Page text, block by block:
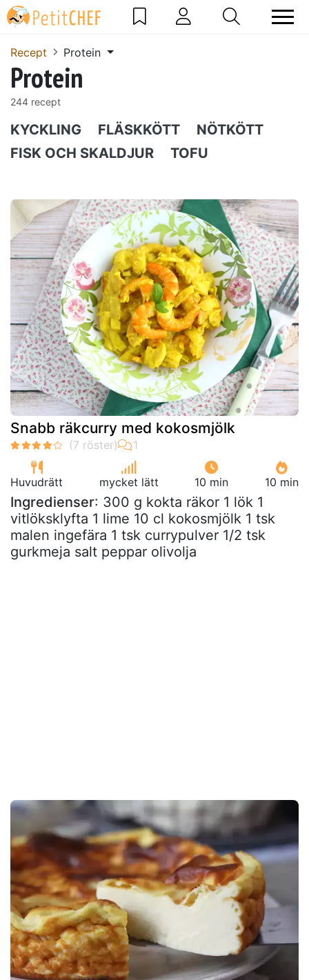
Recept Protein
Protein
244 recept
KYCKLING FLÄSKKÖTT
NÖTKÖTT
FISK OCH SKALDJUR
TOFU
Snabb räkcurry med kokosmjölk
Huvudrätt mycket lätt 10 min 10 min
Ingredienser: 300 g kokta räkor 1 lök 1
vitlöksklyfta 1 lime 10 cl kokosmjölk 1 tsk
malen ingefära 1 tsk currypulver 1/2 tsk
gurkmeja salt peppar olivolja